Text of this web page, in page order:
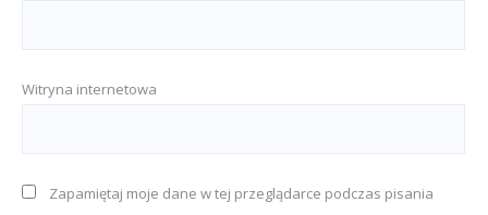
Witryna internetowa
Zapamiętaj moje dane w tej przeglądarce podczas pisania